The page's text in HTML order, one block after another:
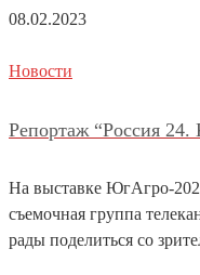
08.02.2023
Новости
Репортаж “Россия 24.
На выставке ЮгАгро-
съемочная группа
рады поделиться со